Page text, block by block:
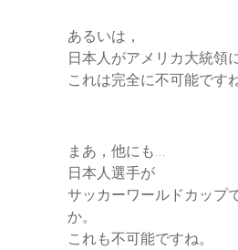
あるいは，
日本人がアメリカ大統領
これは完全に不可能ですね
まあ，他にも…
日本人選手が
サッカーワールドカップ
か。
これも不可能ですね。